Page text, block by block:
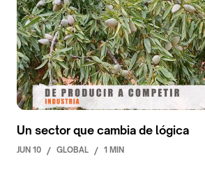
Un sector que cambia de lógica
JUN 10 / GLOBAL / 1 MIN